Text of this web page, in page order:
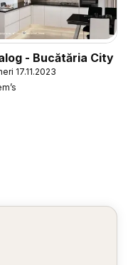
- Bucătăria City
17.11.2023